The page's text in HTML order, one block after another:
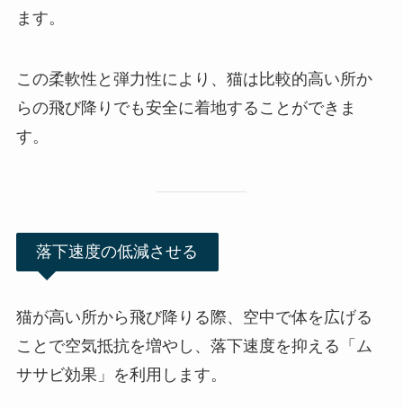
ます。
この柔軟性と弾力性により、猫は比較的高い所か
らの飛び降りでも安全に着地することができま
す。
落下速度の低減させる
猫が高い所から飛び降りる際、空中で体を広げる
ことで空気抵抗を増やし、落下速度を抑える「ム
ササビ効果」を利用します。